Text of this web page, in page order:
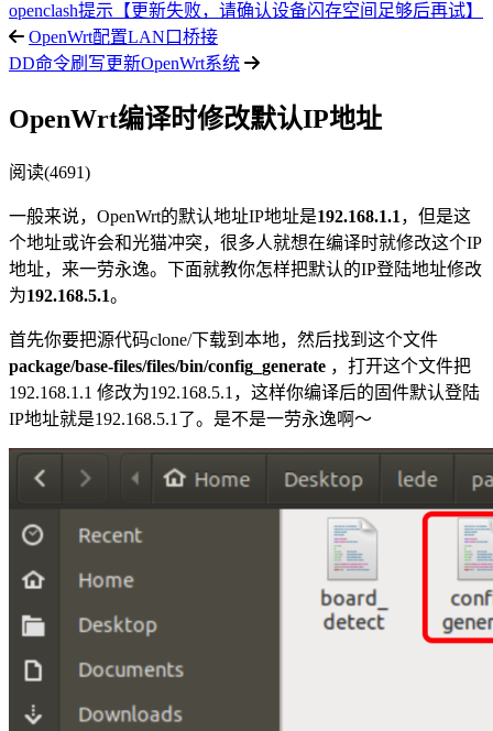
openclash提示【更新失败，请确认设备闪存空间足够后再试】
OpenWrt配置LAN口桥接
DD命令刷写更新OpenWrt系统
OpenWrt编译时修改默认IP地址
阅读(4691)
一般来说，OpenWrt的默认地址IP地址是192.168.1.1 ，但是这
个地址或许会和光猫冲突，很多人就想在编译时就修改这个IP
地址，来一劳永逸。下面就教你怎样把默认的IP登陆地址修改
为192.168.5.1。
首先你要把源代码clone/下载到本地，然后找到这个文件
package/base-files/files/bin/config_generate ，打开这个文件把
192.168.1.1 修改为192.168.5.1，这样你编译后的固件默认登陆
IP地址就是192.168.5.1了。是不是一劳永逸啊～